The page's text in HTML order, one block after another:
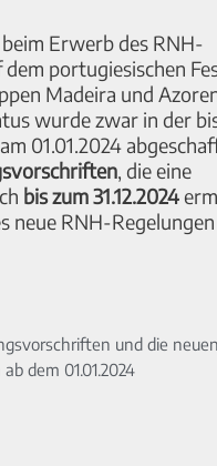
Erwerb des RNH-
portugiesischen
Madeira und
wurde zwar in der
01.01.2024
, die eine
bis zum 31.12.2024
neue RNH-
und die
dem 01.01.2024